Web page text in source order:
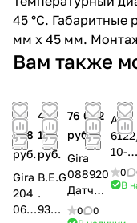
45 °C.
мм x 45 мм.
Вам также
32
428
руб.
Gira
204
067
42
182
руб.
B.E.G
.
9339
76 042
руб.
Gira
088920
Датчик
движен
0
0
ABB
10-
896-
500
0
В